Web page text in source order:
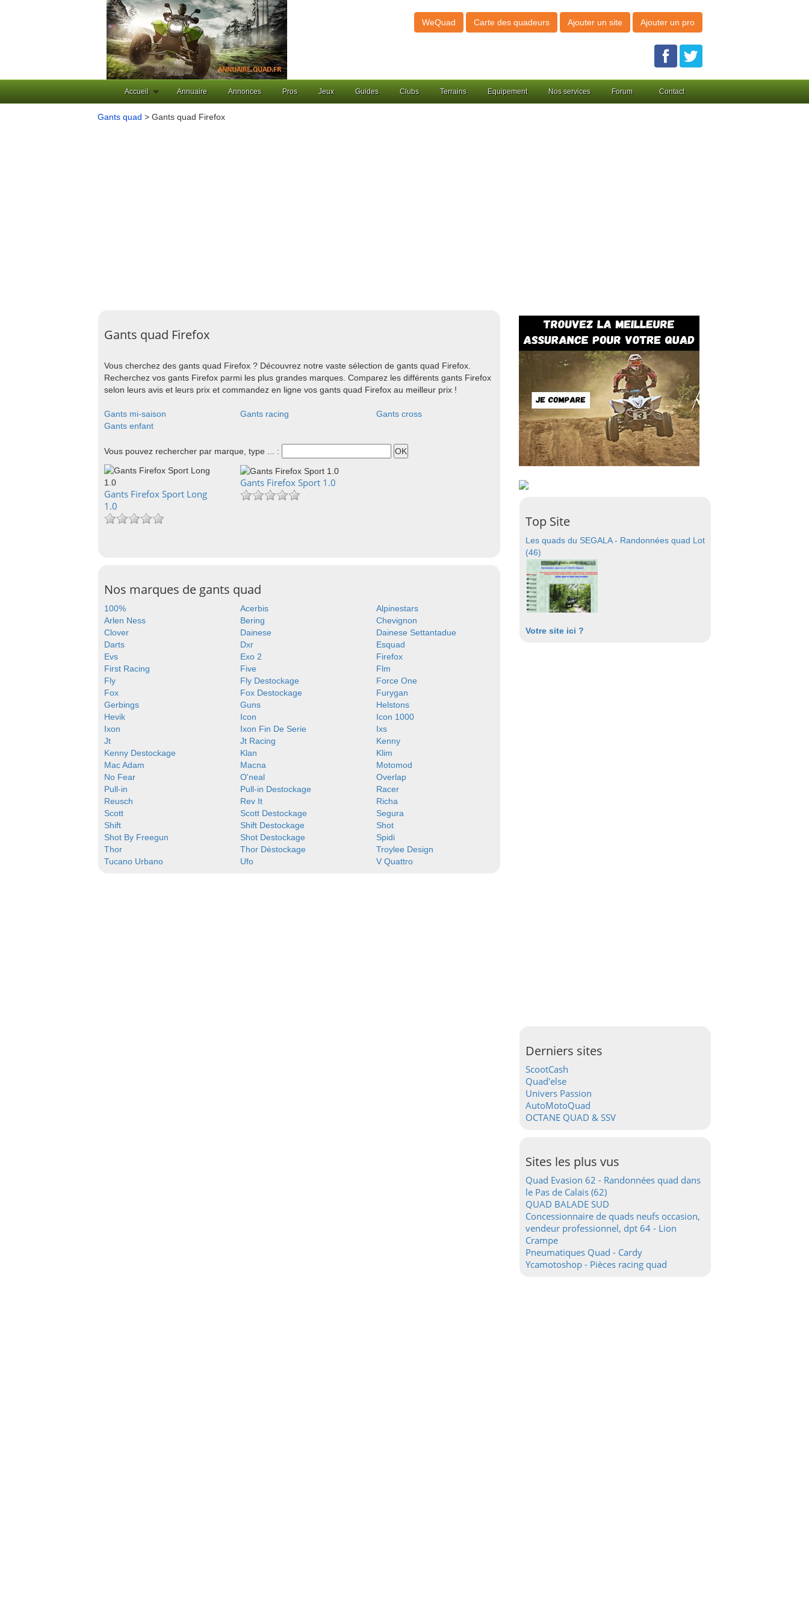
WeQuad Carte des quadeurs Ajouter un site Ajouter un pro
Accueil Annuaire Annonces Pros Jeux Guides Clubs Terrains Equipement Nos services Forum Contact
Gants quad > Gants quad Firefox
Gants quad Firefox
Vous cherchez des gants quad Firefox ? Découvrez notre vaste sélection de gants quad Firefox.
Recherchez vos gants Firefox parmi les plus grandes marques. Comparez les différents gants Firefox
selon leurs avis et leurs prix et commandez en ligne vos gants quad Firefox au meilleur prix !
Gants mi-saison Gants racing
Gants cross
Gants enfant
Vous pouvez rechercher par marque, type ... :
Gants Firefox Sport Long
1.0
Gants Firefox Sport 1.0
Nos marques de gants quad
100% Acerbis
Alpinestars
Arlen Ness
Bering
Chevignon
Clover
Dainese
Dainese Settantadue
Darts
Dxr
Esquad
Evs
Exo 2
Firefox
First Racing
Five
Flm
Fly
Fly Destockage
Force One
Fox
Fox Destockage
Furygan
Gerbings
Guns
Helstons
Hevik
Icon
Icon 1000
Ixon
Ixon Fin De Serie
Ixs
Jt
Jt Racing
Kenny
Kenny Destockage
Klan
Klim
Mac Adam
Macna
Motomod
No Fear
O'neal
Overlap
Pull-in
Pull-in Destockage
Racer
Reusch
Rev It
Richa
Scott
Scott Destockage
Segura
Shift
Shift Destockage
Shot
Shot By Freegun
Shot Destockage
Spidi
Thor
Thor Déstockage
Troylee Design
Tucano Urbano
Ufo V Quattro
Top Site
Les quads du SEGALA - Randonnées quad Lot
(46)
Votre site ici ?
Derniers sites
ScootCash
Quad'else
Univers Passion
AutoMotoQuad
OCTANE QUAD & SSV
Sites les plus vus
Quad Evasion 62 - Randonnées quad dans
le Pas de Calais (62)
QUAD BALADE SUD
Concessionnaire de quads neufs occasion,
vendeur professionnel, dpt 64 - Lion
Crampe
Pneumatiques Quad - Cardy
Ycamotoshop - Pièces racing quad